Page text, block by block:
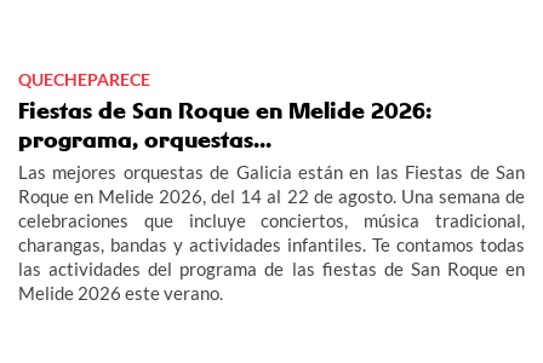
QUECHEPARECE
Fiestas de San Roque en Melide 2026:
programa, orquestas...
Las mejores orquestas de Galicia están en las Fiestas de San
Roque en Melide 2026, del 14 al 22 de agosto. Una semana de
celebraciones que incluye conciertos, música tradicional,
charangas, bandas y actividades infantiles. Te contamos todas
las actividades del programa de las fiestas de San Roque en
Melide 2026 este verano.